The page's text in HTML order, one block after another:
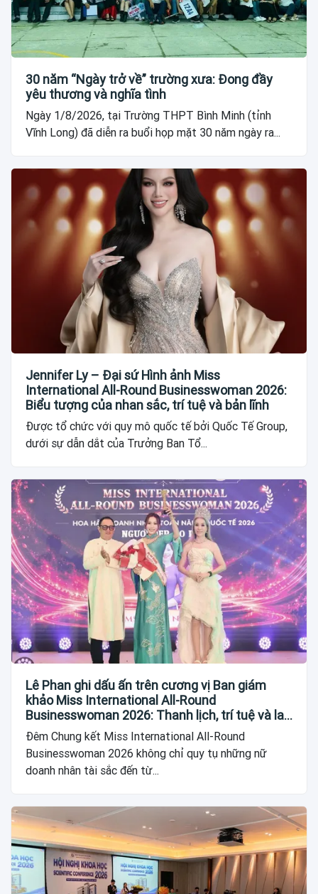
30 năm “Ngày trở về” trường xưa: Đong đầy
yêu thương và nghĩa tình
Ngày 1/8/2026, tại Trường THPT Bình Minh (tỉnh
Vĩnh Long) đã diễn ra buổi họp mặt 30 năm ngày ra...
Jennifer Ly – Đại sứ Hình ảnh Miss
International All-Round Businesswoman 2026:
Biểu tượng của nhan sắc, trí tuệ và bản lĩnh
Được tổ chức với quy mô quốc tế bởi Quốc Tế Group,
dưới sự dẫn dắt của Trưởng Ban Tổ...
Lê Phan ghi dấu ấn trên cương vị Ban giám
khảo Miss International All-Round
Businesswoman 2026: Thanh lịch, trí tuệ và lan
tỏa giá trị của người phụ nữ hiện đại
Đêm Chung kết Miss International All-Round
Businesswoman 2026 không chỉ quy tụ những nữ
doanh nhân tài sắc đến từ...